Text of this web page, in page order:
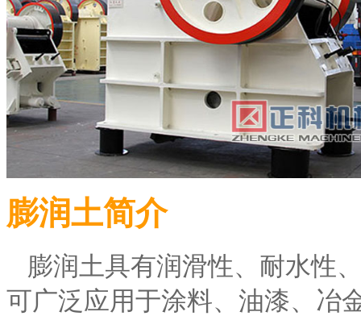
膨润土简介
膨润土具有润滑性、耐水性
可广泛应用于涂料、油漆、冶